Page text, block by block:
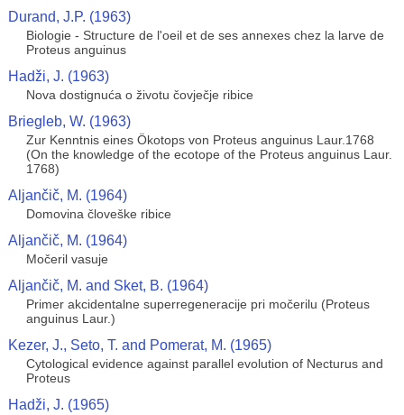
Durand, J.P. (1963)
Biologie - Structure de l'oeil et de ses annexes chez la larve de
Proteus anguinus
Hadži, J. (1963)
Nova dostignuća o životu čovječje ribice
Briegleb, W. (1963)
Zur Kenntnis eines Ökotops von Proteus anguinus Laur.1768
(On the knowledge of the ecotope of the Proteus anguinus Laur.
1768)
Aljančič, M. (1964)
Domovina človeške ribice
Aljančič, M. (1964)
Močeril vasuje
Aljančič, M. and Sket, B. (1964)
Primer akcidentalne superregeneracije pri močerilu (Proteus
anguinus Laur.)
Kezer, J., Seto, T. and Pomerat, M. (1965)
Cytological evidence against parallel evolution of Necturus and
Proteus
Hadži, J. (1965)